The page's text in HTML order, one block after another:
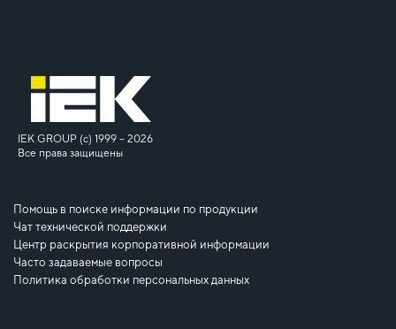
IEK GROUP (c) 1999 – 2026
Все права защищены
Помощь в поиске информации по продукции
Чат технической поддержки
Центр раскрытия корпоративной информации
Часто задаваемые вопросы
Политика обработки персональных данных